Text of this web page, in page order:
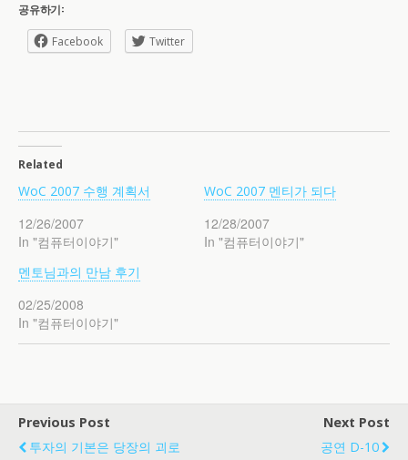
공유하기:
Facebook Twitter
Related
WoC 2007 수행 계획서
12/26/2007
In "컴퓨터이야기"
WoC 2007 멘티가 되다
12/28/2007
In "컴퓨터이야기"
멘토님과의 만남 후기
02/25/2008
In "컴퓨터이야기"
Previous Post
투자의 기본은 당장의 괴로
Next Post
공연 D-10